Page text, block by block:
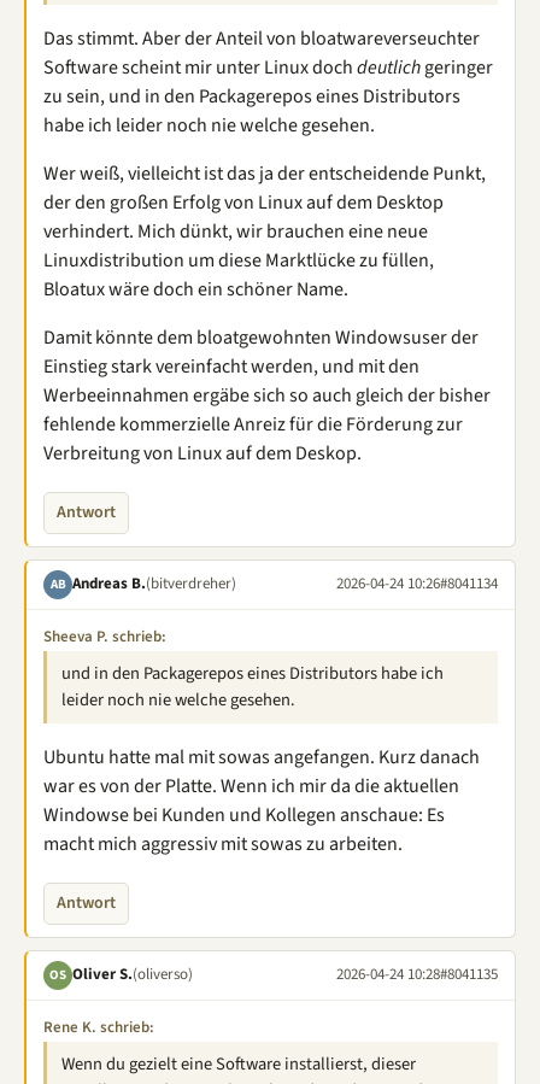
Das stimmt. Aber der Anteil von bloatwareverseuchter
Software scheint mir unter Linux dochdeutlichgeringer
zu sein, und in den Packagerepos eines Distributors
habe ich leider noch nie welche gesehen.
Wer weiß, vielleicht ist das ja der entscheidende Punkt,
der den großen Erfolg von Linux auf dem Desktop
verhindert. Mich dünkt, wir brauchen eine neue
Linuxdistribution um diese Marktlücke zu füllen,
Bloatux wäre doch ein schöner Name.
Damit könnte dem bloatgewohnten Windowsuser der
Einstieg stark vereinfacht werden, und mit den
Werbeeinnahmen ergäbe sich so auch gleich der bisher
fehlende kommerzielle Anreiz für die Förderung zur
Verbreitung von Linux auf dem Deskop.
Antwort
AB Andreas B.(bitverdreher) 2026-04-24 10:26#8041134
Sheeva P. schrieb:
und in den Packagerepos eines Distributors habe ich
leider noch nie welche gesehen.
Ubuntu hatte mal mit sowas angefangen. Kurz danach
war es von der Platte. Wenn ich mir da die aktuellen
Windowse bei Kunden und Kollegen anschaue: Es
macht mich aggressiv mit sowas zu arbeiten.
Antwort
OS Oliver S.(oliverso) 2026-04-24 10:28#8041135
Rene K. schrieb:
Wenn du gezielt eine Software installierst, dieser